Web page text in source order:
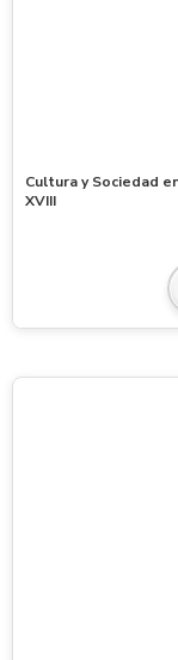
Cultura y Sociedad
XVIII